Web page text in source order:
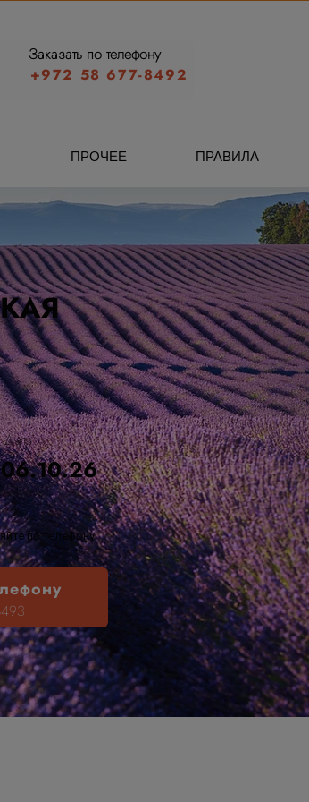
+972 58 677-8492
Заказать по телефону
ПРОЧЕЕ ПРАВИЛА
Дата
06.10.26
по телефону